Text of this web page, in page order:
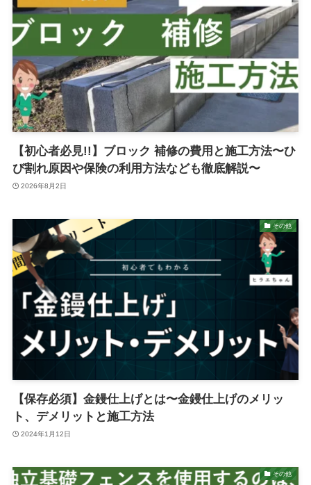
【初心者必見!!】ブロック 補修の費用と施工方法〜ひ
び割れ原因や保険の利用方法なども徹底解説〜
2026年8月2日
その他
【保存必須】金鏝仕上げとは〜金鏝仕上げのメリッ
ト、デメリットと施工方法
2024年1月12日
その他